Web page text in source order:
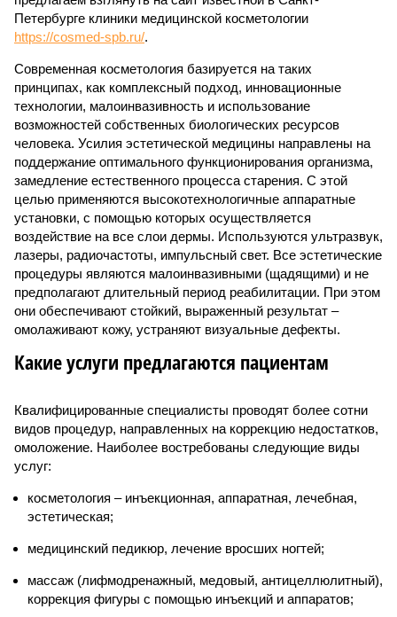
Петербурге клиники медицинской косметологии
https://cosmed-spb.ru/.
Современная косметология базируется на таких
принципах, как комплексный подход, инновационные
технологии, малоинвазивность и использование
возможностей собственных биологических ресурсов
человека. Усилия эстетической медицины направлены на
поддержание оптимального функционирования организма,
замедление естественного процесса старения. С этой
целью применяются высокотехнологичные аппаратные
установки, с помощью которых осуществляется
воздействие на все слои дермы. Используются ультразвук,
лазеры, радиочастоты, импульсный свет. Все эстетические
процедуры являются малоинвазивными (щадящими) и не
предполагают длительный период реабилитации. При этом
они обеспечивают стойкий, выраженный результат –
омолаживают кожу, устраняют визуальные дефекты.
Какие услуги предлагаются пациентам
Квалифицированные специалисты проводят более сотни
видов процедур, направленных на коррекцию недостатков,
омоложение. Наиболее востребованы следующие виды
услуг:
косметология – инъекционная, аппаратная, лечебная,
эстетическая;
медицинский педикюр, лечение вросших ногтей;
массаж (лифмодренажный, медовый, антицеллюлитный),
коррекция фигуры с помощью инъекций и аппаратов;